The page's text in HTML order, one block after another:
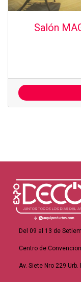
Salón
Del 09 al 13 de
Centro de
Av. Siete Nro 229